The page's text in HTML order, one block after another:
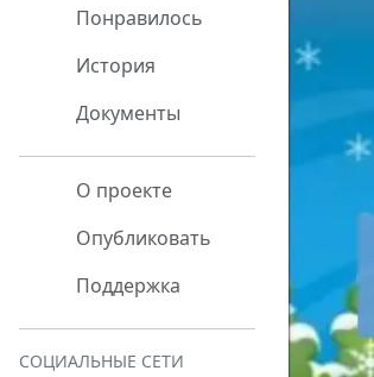
Понравилось
История
Документы
О проекте
Опубликовать
Поддержка
СОЦИАЛЬНЫЕ СЕТИ